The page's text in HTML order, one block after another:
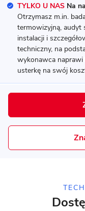
MUROWANY
14 zdjęć
MUROWANY
TYLKO U NAS Na
Otrzymasz m.in.
termowizyjną, audyt
instalacji i
techniczny, na
wykonawca naprawi
usterkę na swój